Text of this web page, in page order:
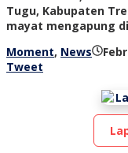
Tugu, Kabupaten
mayat mengapung
Moment, News
Tweet